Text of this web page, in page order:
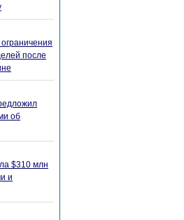
после
об
$310 млн
и